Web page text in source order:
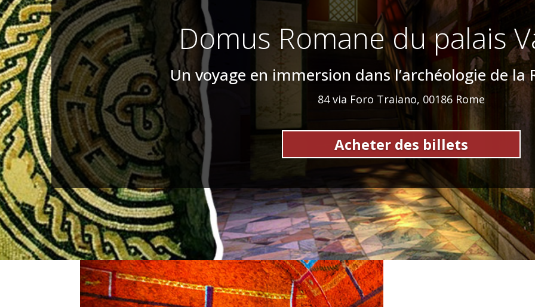
Domus Romane du palais
Un voyage en immersion dans l’archéologie de la
84 via Foro Traiano, 00186 Rome
Acheter des billets